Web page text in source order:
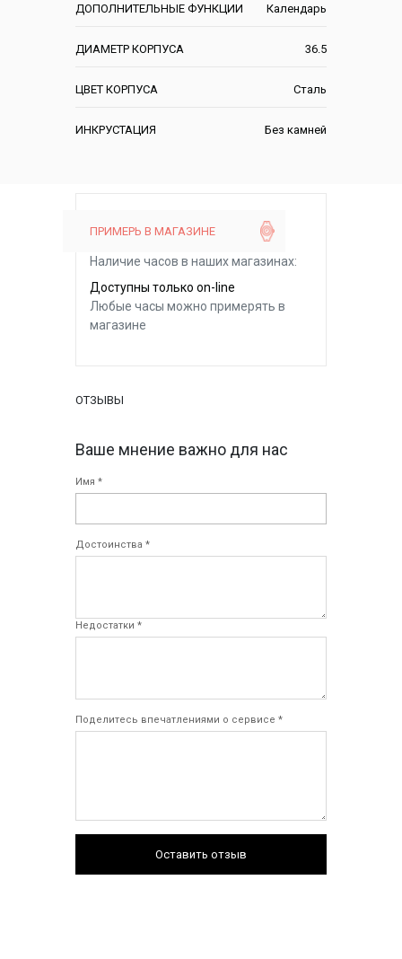
ДОПОЛНИТЕЛЬНЫЕ ФУНКЦИИ Календарь
ДИАМЕТР КОРПУСА 36.5
ЦВЕТ КОРПУСА Сталь
ИНКРУСТАЦИЯ Без камней
ПРИМЕРЬ В МАГАЗИНЕ
Наличие часов в наших магазинах:
Доступны только on-line
Любые часы можно примерять в
магазине
ОТЗЫВЫ
Ваше мнение важно для нас
Имя *
Достоинства *
Недостатки *
Поделитесь впечатлениями о сервисе *
Оставить отзыв